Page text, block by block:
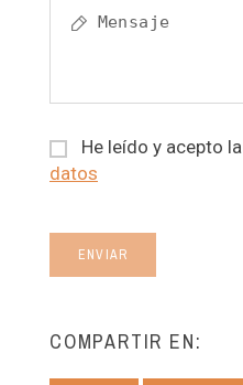
He leído y acepto la
datos
ENVIAR
COMPARTIR EN: